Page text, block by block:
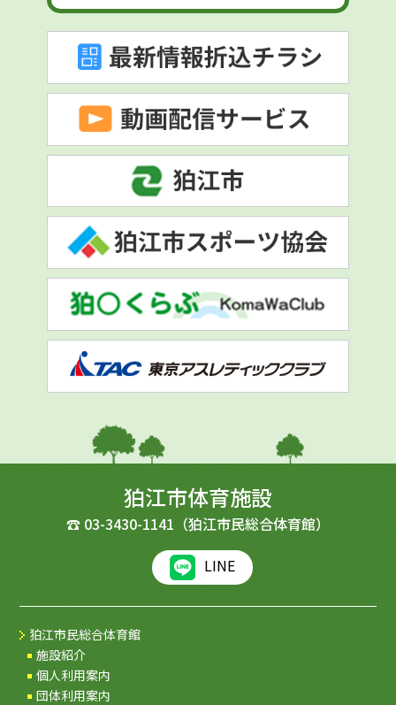
狛江市体育施設
☎ 03-3430-1141 （狛江市民総合体育館）
LINE
狛江市民総合体育館
施設紹介
個人利用案内
団体利用案内